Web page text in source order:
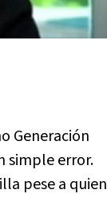
Generación
simple error.
pese a quien